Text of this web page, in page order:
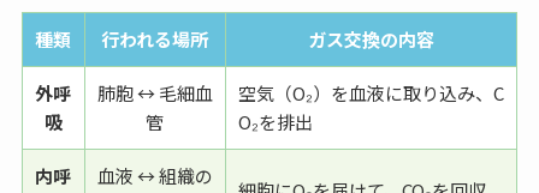
種類 行われる場所 ガス交換の内容
外呼
吸
肺胞 ↔ 毛細血
管
空気（O₂）を血液に取り込み、C
O₂を排出
内呼
血液 ↔ 組織の